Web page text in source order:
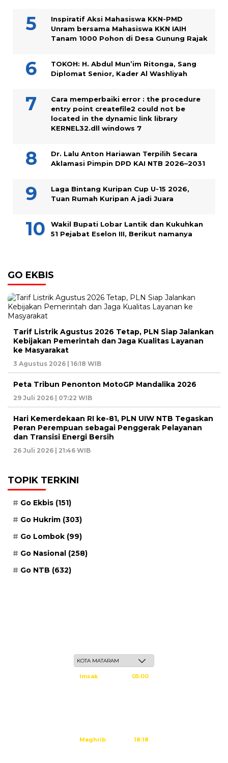
Inspiratif Aksi Mahasiswa KKN-PMD
Unram bersama Mahasiswa KKN IAIH
Tanam 1000 Pohon di Desa Gunung Rajak
TOKOH: H. Abdul Mun’im Ritonga, Sang
Diplomat Senior, Kader Al Washliyah
Cara memperbaiki error : the procedure
entry point createfile2 could not be
located in the dynamic link library
KERNEL32.dll windows 7
Dr. Lalu Anton Hariawan Terpilih Secara
Aklamasi Pimpin DPD KAI NTB 2026–2031
Laga Bintang Kuripan Cup U-15 2026,
Tuan Rumah Kuripan A jadi Juara
Wakil Bupati Lobar Lantik dan Kukuhkan
51 Pejabat Eselon III, Berikut namanya
GO EKBIS
Tarif Listrik Agustus 2026 Tetap, PLN Siap Jalankan
Kebijakan Pemerintah dan Jaga Kualitas Layanan
ke Masyarakat
3 Agustus 2026 | 16:18 WIB
Peta Tribun Penonton MotoGP Mandalika 2026
29 Juli 2026 | 07:22 WIB
Hari Kemerdekaan RI ke-81, PLN UIW NTB Tegaskan
Peran Perempuan sebagai Penggerak Pelayanan
dan Transisi Energi Bersih
26 Juli 2026 | 21:46 WIB
TOPIK TERKINI
Go Ekbis (151)
Go Hukrim (303)
Go Lombok (99)
Go Nasional (258)
Go NTB (632)
Imsak 05:00
Maghrib 18:18